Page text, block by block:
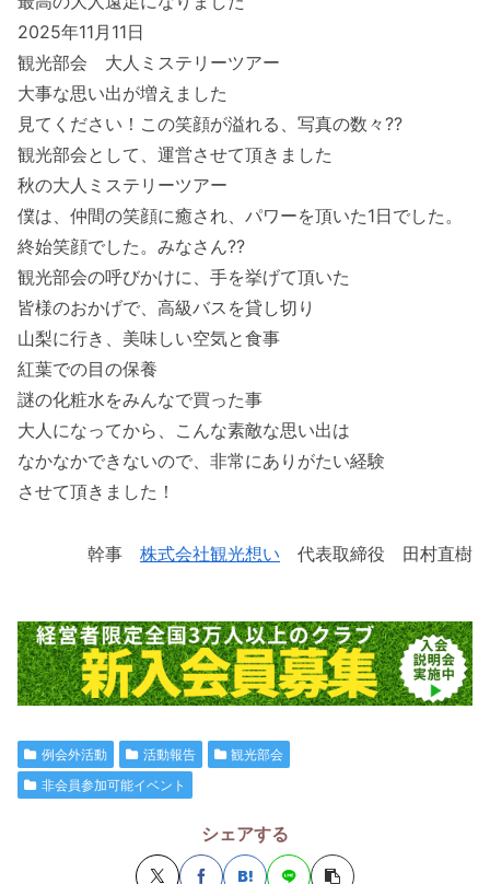
2025年11月11日
観光部会 大人ミステリーツアー
大事な思い出が増えました
見てください！この笑顔が溢れる、写真の数々??
観光部会として、運営させて頂きました
秋の大人ミステリーツアー
僕は、仲間の笑顔に癒され、パワーを頂いた1日でした。
終始笑顔でした。みなさん??
観光部会の呼びかけに、手を挙げて頂いた
皆様のおかげで、高級バスを貸し切り
山梨に行き、美味しい空気と食事
紅葉での目の保養
謎の化粧水をみんなで買った事
大人になってから、こんな素敵な思い出は
なかなかできないので、非常にありがたい経験
させて頂きました！
幹事 株式会社観光想い 代表取締役 田村直樹
例会外活動 活動報告
観光部会
非会員参加可能イベント
シェアする